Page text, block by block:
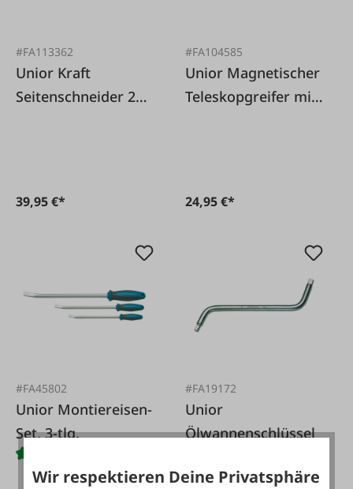
#FA113362
Unior Kraft
Seitenschneider 250
39,95 €*
#FA104585
Unior Magnetischer
Teleskopgreifer mit
24,95 €*
#FA45802
Unior Montiereisen-
Set, 3-tlg.
#FA19172
Unior
Ölwannenschlüssel
Wir respektieren Deine Privatsphäre